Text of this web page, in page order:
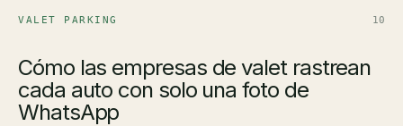
VALET PARKING 10
Cómo las empresas de valet rastrean
cada auto con solo una foto de
WhatsApp